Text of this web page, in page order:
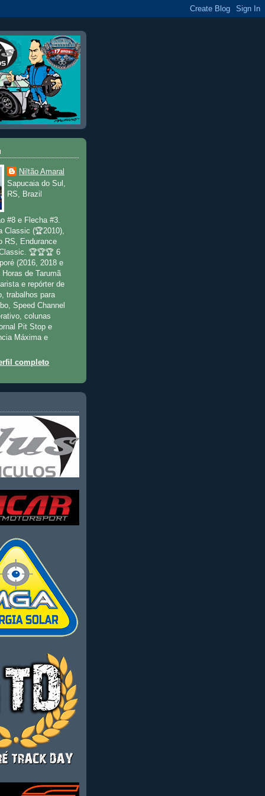
Niltão Amaral
Sapucaia do Sul,
RS, Brazil
#8 e Flecha #3.
Classic (🏆2010),
RS, Endurance
🏆🏆🏆 6
(2016, 2018 e
de Tarumã
e repórter de
trabalhos para
Speed Channel
colunas
Pit Stop e
Máxima e
completo